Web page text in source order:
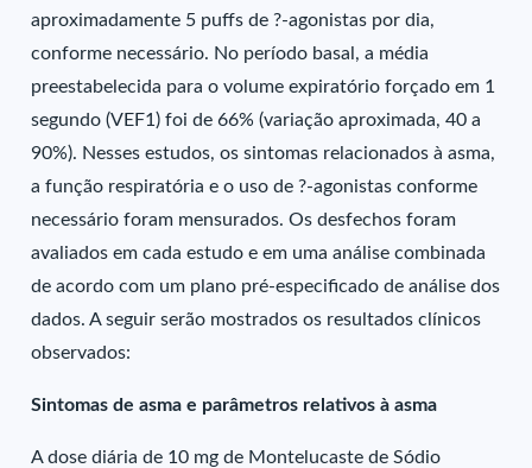
aproximadamente 5 puffs de ?-agonistas por dia,
conforme necessário. No período basal, a média
preestabelecida para o volume expiratório forçado em 1
segundo (VEF1) foi de 66% (variação aproximada, 40 a
90%). Nesses estudos, os sintomas relacionados à asma,
a função respiratória e o uso de ?-agonistas conforme
necessário foram mensurados. Os desfechos foram
avaliados em cada estudo e em uma análise combinada
de acordo com um plano pré-especificado de análise dos
dados. A seguir serão mostrados os resultados clínicos
observados:
Sintomas de asma e parâmetros relativos à asma
A dose diária de 10 mg de Montelucaste de Sódio